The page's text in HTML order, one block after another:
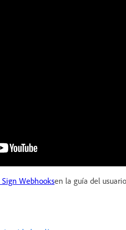
Webhooksen la guía del